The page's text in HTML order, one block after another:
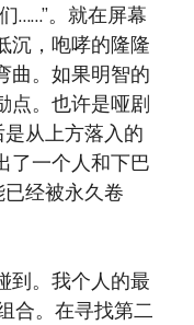
……”。就在屏幕
沉，咆哮的隆隆
曲。如果明智的
点。也许是哑剧
是从上方落入的
了一个人和下巴
经被永久卷
到。我个人的最
合。在寻找第二